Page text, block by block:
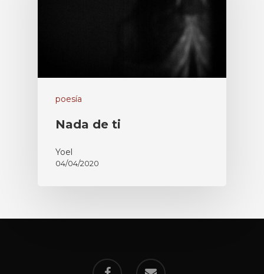
poesía
Nada de ti
Yoel
04/04/2020